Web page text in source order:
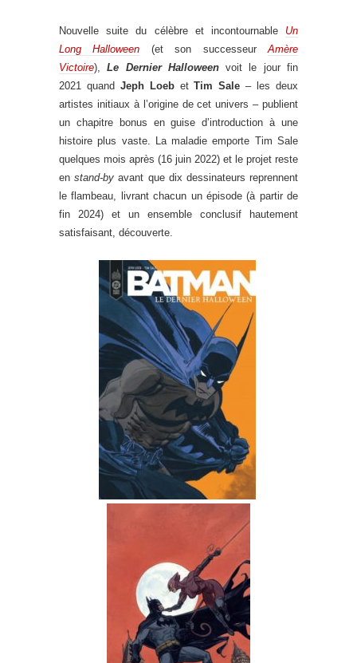
Nouvelle suite du célèbre et incontournable Un
Long Halloween (et son successeurAmère
Victoire),Le Dernier Halloweenvoit le jour fin
2021 quand Jeph LoebetTim Sale – les deux
artistes initiaux à l’origine de cet univers – publient
un chapitre bonus en guise d’introduction à une
histoire plus vaste. La maladie emporte Tim Sale
quelques mois après (16 juin 2022) et le projet reste
enstand-by avant que dix dessinateurs reprennent
le flambeau, livrant chacun un épisode (à partir de
fin 2024) et un ensemble conclusif hautement
satisfaisant, découverte.